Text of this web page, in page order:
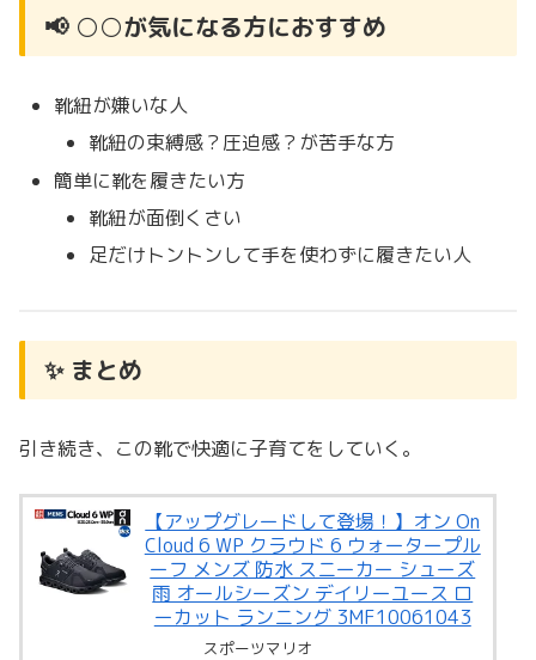
📢 ○○が気になる方におすすめ
靴紐が嫌いな人
靴紐の束縛感？圧迫感？が苦手な方
簡単に靴を履きたい方
靴紐が面倒くさい
足だけトントンして手を使わずに履きたい人
✨ まとめ
引き続き、この靴で快適に子育てをしていく。
【アップグレードして登場！】オン On
Cloud 6 WP クラウド 6 ウォータープル
ーフ メンズ 防水 スニーカー シューズ
雨 オールシーズン デイリーユース ロ
ーカット ランニング 3MF10061043
スポーツマリオ